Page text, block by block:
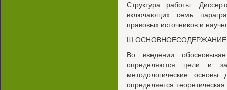
Структура работы.
включающих семь
правовых источников и
Ш
Во введении
определяются цели и
методологические основы
определяется